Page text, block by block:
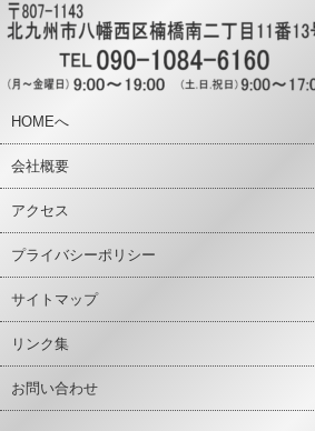
HOMEへ
会社概要
アクセス
プライバシーポリシー
サイトマップ
リンク集
お問い合わせ